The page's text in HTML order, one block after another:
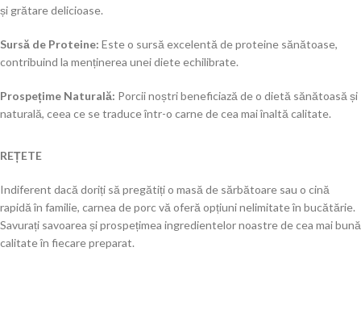
și grătare delicioase.
Sursă de Proteine: Este o sursă excelentă de proteine sănătoase,
contribuind la menținerea unei diete echilibrate.
Prospețime Naturală: Porcii noștri beneficiază de o dietă sănătoasă și
naturală, ceea ce se traduce într-o carne de cea mai înaltă calitate.
REȚETE
Indiferent dacă doriți să pregătiți o masă de sărbătoare sau o cină
rapidă în familie, carnea de porc vă oferă opțiuni nelimitate în bucătărie.
Savurați savoarea și prospețimea ingredientelor noastre de cea mai bună
calitate în fiecare preparat.